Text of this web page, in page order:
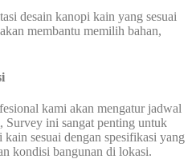
desain kanopi kain yang sesuai
membantu memilih bahan,
kami akan mengatur jadwal
, Survey ini sangat penting untuk
sesuai dengan spesifikasi yang
kondisi bangunan di lokasi.